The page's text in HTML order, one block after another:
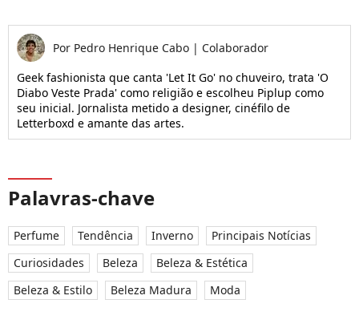
Por Pedro Henrique Cabo | Colaborador
Geek fashionista que canta 'Let It Go' no chuveiro, trata 'O
Diabo Veste Prada' como religião e escolheu Piplup como
seu inicial. Jornalista metido a designer, cinéfilo de
Letterboxd e amante das artes.
Palavras-chave
Perfume Tendência Inverno
Principais Notícias
Curiosidades
Beleza
Beleza & Estética
Beleza & Estilo
Beleza Madura Moda